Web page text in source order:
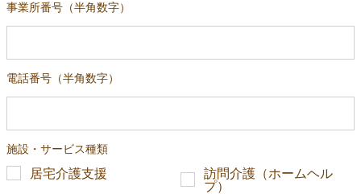
事業所番号（半角数字）
電話番号（半角数字）
施設・サービス種類
居宅介護支援
訪問介護（ホームヘル
プ）